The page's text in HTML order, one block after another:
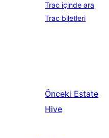
Trac içinde ara
Trac biletleri
Önceki Estate
Hive